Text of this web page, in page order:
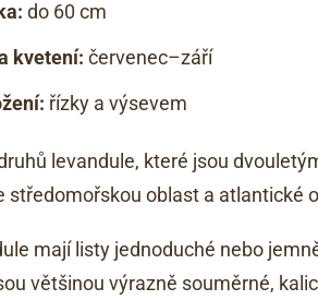
do 60 cm
kvetení: červenec–září
řízky a výsevem
levandule, které jsou
středomořskou oblast a atlantické
mají listy jednoduché nebo
většinou výrazně souměrné,